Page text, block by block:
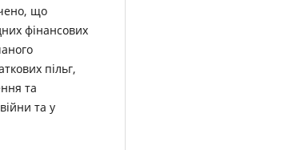
що
фінансових
пільг,
та
та у